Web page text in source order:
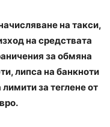
на такси,
на средствата
за обмяна
липса на банкноти
за теглене от